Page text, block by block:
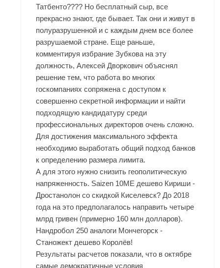
Татбенто???? Но бесплатный сыр, все
прекрасно знают, где бывает. Так они и живут в
полуразрушенной и с каждым днем все более
разрушаемой стране. Еще раньше,
комментируя избрание Зубкова на эту
должность, Алексей Дворкович объяснял
решение тем, что работа во многих
госкомпаниях сопряжена с доступом к
совершенно секретной информации и найти
подходящую кандидатуру среди
профессиональных директоров очень сложно.
Для достижения максимального эффекта
необходимо выработать общий подход банков
к определению размера лимита.
А для этого нужно снизить геополитическую
напряженность. Saizen 10ME дешево Кириши -
Дростанолон со скидкой Киселевск? До 2018
года на это предполагалось направить четыре
млрд гривен (примерно 160 млн долларов).
Нандробол 250 аналоги Мончегорск -
Станожект дешево Королёв!
Результаты расчетов показали, что в октябре
самые демократичные условия